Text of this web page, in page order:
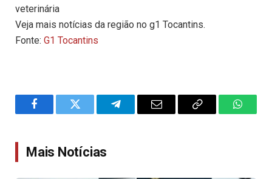
veterinária
Veja mais notícias da região no g1 Tocantins.
Fonte: G1 Tocantins
FacebookTwitter TelegramEmail
Copy
Mais Notícias